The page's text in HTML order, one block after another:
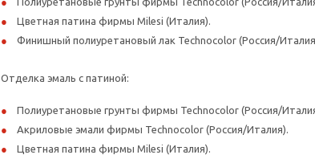
Цветная патина фирмы Milesi (Италия).
Финишный полиуретановый лак Technocolor (Россия/
Отделка эмаль с патиной:
Полиуретановые грунты фирмы Technocolor (Россия/
Акриловые эмали фирмы Technocolor (Россия/Италия).
Цветная патина фирмы Milesi (Италия).